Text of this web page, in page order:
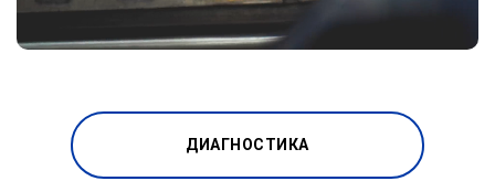
ДИАГНОСТИКА